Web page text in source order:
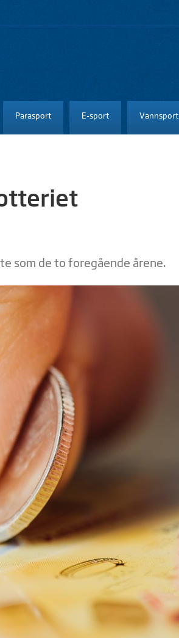
Parasport E-sport Vannsport
som de to foregående årene.